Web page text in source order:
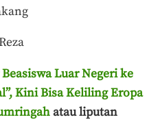
Luar Negeri ke
Kini Bisa Keliling Eropa
atau liputan